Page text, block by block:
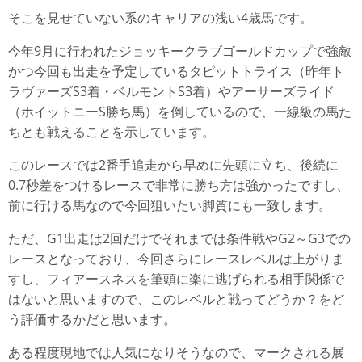
そこを見せていない系のキャリアの浅い4歳馬です。
今年9月に行われたジョッキークラブゴールドカップで強敵
かつ今回も出走を予定しているタピットトライス（昨年ト
ラヴァーズS3着・ベルモントS3着）やアーサーズライド
（ホイットニーS勝ち馬）を倒しているので、一線級の馬た
ちとも戦えることを示しています。
このレースでは2番手追走から早めに先頭に立ち、後続に
0.7秒差をつけるレースで非常に勝ち方は強かったですし、
前に行ける馬なので今回狙いたい脚質にも一致します。
ただ、G1出走は2回だけでそれまでは条件戦やG2～G3での
レースとなっており、今回さらにレースレベルは上がりま
すし、フィアースネスを筆頭に楽に逃げられる相手関係で
はないと思いますので、このレベルと戦ってどうか？をど
う評価するかだと思います。
ある程度現地では人気になりそうなので、マークされる展